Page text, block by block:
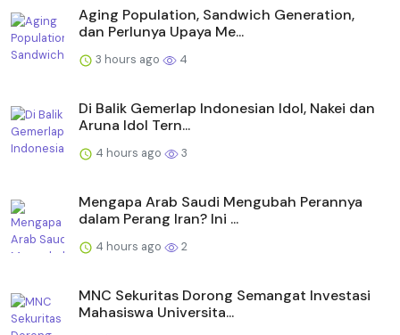
Aging Population, Sandwich Generation,
dan Perlunya Upaya Me...
3 hours ago 4
Di Balik Gemerlap Indonesian Idol, Nakei dan
Aruna Idol Tern...
4 hours ago 3
Mengapa Arab Saudi Mengubah Perannya
dalam Perang Iran? Ini ...
4 hours ago 2
MNC Sekuritas Dorong Semangat Investasi
Mahasiswa Universita...